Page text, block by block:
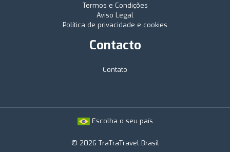
Termos e Condições
Aviso Legal
Política de privacidade e cookies
Contacto
Contato
Escolha o seu país
© 2026 TraTraTravel Brasil